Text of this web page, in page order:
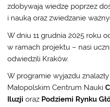
zdobywają wiedzę poprzez
i nauką oraz zwiedzanie
W dniu 11 grudnia 2025 roku
w ramach projektu – nasi
odwiedzili Kraków.
W programie wyjazdu
Małopolskim Centrum Nauki
Iluzjioraz Podziemi Rynku